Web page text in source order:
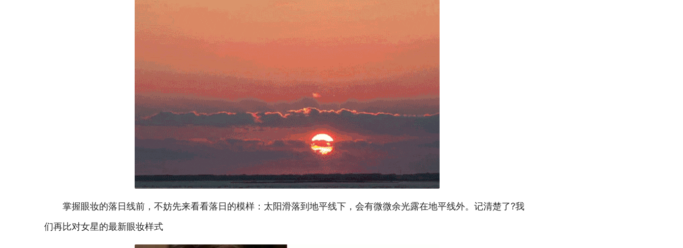
掌握眼妆的落日线前，不妨先来看看落日的模样：太阳滑落到地平线下，会有微微余光露在地平线外。记清楚了?我
们再比对女星的最新眼妆样式